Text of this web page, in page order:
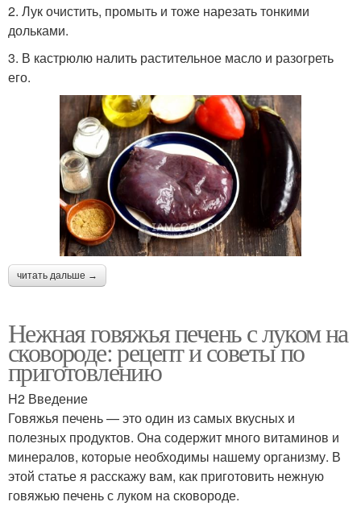
2. Лук очистить, промыть и тоже нарезать тонкими
дольками.
3. В кастрюлю налить растительное масло и разогреть
его.
читать дальше →
Нежная говяжья печень с луком на
сковороде: рецепт и советы по
приготовлению
H2 Введение
Говяжья печень — это один из самых вкусных и
полезных продуктов. Она содержит много витаминов и
минералов, которые необходимы нашему организму. В
этой статье я расскажу вам, как приготовить нежную
говяжью печень с луком на сковороде.